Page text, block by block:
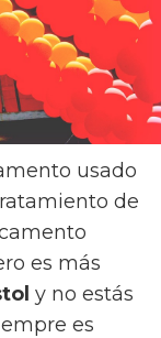
usado
de
es más
y no estás
es